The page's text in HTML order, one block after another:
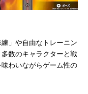
」や自由なトレーニン
数のキャラクターと戦
わいながらゲーム性の